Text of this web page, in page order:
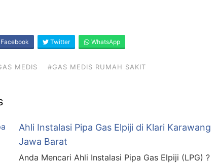
Facebook Twitter WhatsApp
MEDIS #GAS MEDIS RUMAH SAKIT
Ahli Instalasi Pipa Gas Elpiji di Klari Karawang
Jawa Barat
Anda Mencari Ahli Instalasi Pipa Gas Elpiji (LPG) ?